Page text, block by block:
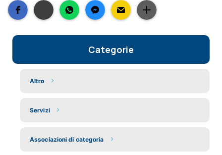
Categorie
Altro
Servizi
Associazioni di categoria